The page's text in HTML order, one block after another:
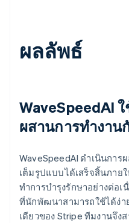
ผลลัพธ์
WaveSpeedAI
ผสานการทำงาน
WaveSpeedAI ดำเนินการ
เต็มรูปแบบได้เสร็จสิ้นภาย
ทำการบำรุงรักษาอย่างต่อเ
ที่นักพัฒนาสามารถใช้ได้ง่
เดียวของ Stripe ทีมงานจึ